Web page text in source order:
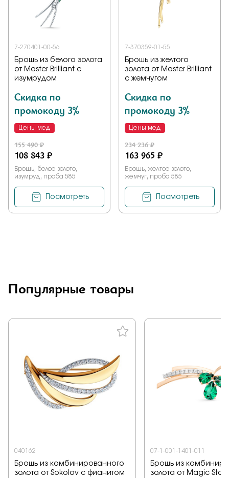
7-270401-00-56
Брошь из белого золота
от Master Brilliant с
изумрудом
Скидка по
промокоду 3%
Цены мед
155 490 ₽
108 843 ₽
Брошь, белое золото,
изумруд, проба 585
Посмотреть
7-370359-01-55
Брошь из желтого
золота от Master Brilliant
с жемчугом
Скидка по
промокоду 3%
Цены мед
234 236 ₽
163 965 ₽
Брошь, желтое золото,
жемчуг, проба 585
Посмотреть
Популярные товары
040162
Брошь из комбинированного
золота от Sokolov с фианитом
07-1-001-1401-011
Брошь из
золота от Magic
Заказать
Подтверждаю, что я ознакомлен и согласен с условиями
политики конфиденциальности
Отправить